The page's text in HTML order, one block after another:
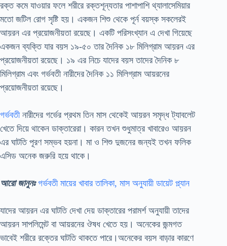
রক্ত কমে যাওয়ার ফলে শরীরে রক্তশূন্যতার পাশাপাশি থ্যালাসেমিয়ার
মতো জটিল রোগ সৃষ্টি হয়। একজন শিশু থেকে পূর্ন বয়স্ক সকলেরই
আয়রন এর প্রয়োজনীয়তা রয়েছে। একটি পরিসংখ্যান এ দেখা গিয়েছে
একজন ব্যক্তি যার বয়স ১৯-৫০ তার দৈনিক ১৮ মিলিগ্রাম আয়রন এর
প্রয়োজনীয়তা রয়েছে। ১৯ এর নিচে যাদের বয়স তাদের দৈনিক ৮
মিলিগ্রাম এবং গর্ভবতী নারীদের দৈনিক ১১ মিলিগ্রাম আয়রনের
প্রয়োজনীয়তা রয়েছে।
গর্ভবতীনারীদের গর্ভের প্রথম তিন মাস থেকেই আয়রন সমৃদ্ধ ট্যাবলেট
খেতে দিয়ে থাকেন ডাক্তারেরা। কারন তখন শুধুমাত্র খাবারেও আয়রন
এর ঘাটতি পূরণ সম্ভব হয়না। মা ও শিশু দুজনের জন্যই তখন ফলিক
এসিড অনেক জরুরি হয়ে থাকে।
আরো জানুনঃ গর্ভবতী মায়ের খাবার তালিকা, মাস অনুযায়ী ডায়েট প্ল্যান
যাদের আয়রন এর ঘাটতি দেখা দেয় ডাক্তারের পরামর্শ অনুযায়ী তাদের
আয়রন সাপলিমেন্ট বা আয়রনের ঔষধ খেতে হয়। অনেকের জন্মগত
ভাবেই শরীরে রক্তের ঘাটতি থাকতে পারে।অনেকের বয়স বাড়ার কারণে